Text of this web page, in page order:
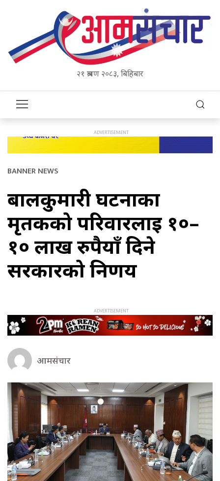
२१ श्रावण २०८३, बिहिबार
BANNER NEWS
बालकुमारी घटनाका
मृतकको परिवारलाई १०–
१० लाख रुपैयाँ दिने
सरकारको निर्णय
आमसंचार